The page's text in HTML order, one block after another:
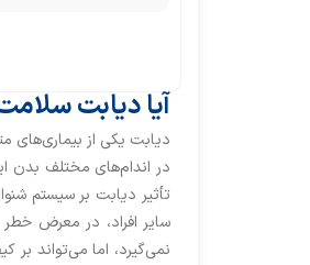
آیا دیابت
دیابت یکی از بیماری‌های
در اندام‌های مختلف بدن
تأثیر دیابت بر سیستم
سایر افراد، در معرض خطر
نمی‌گیرد، اما می‌تواند